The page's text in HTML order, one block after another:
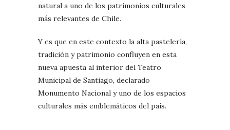
natural a uno de los patrimonios culturales
más relevantes de Chile.
Y es que en este contexto la alta pastelería,
tradición y patrimonio confluyen en esta
nueva apuesta al interior del Teatro
Municipal de Santiago, declarado
Monumento Nacional y uno de los espacios
culturales más emblemáticos del país.